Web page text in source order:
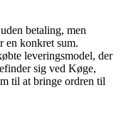
betaling, men
en konkret sum.
leveringsmodel, der
sig ved Køge,
til at bringe ordren til